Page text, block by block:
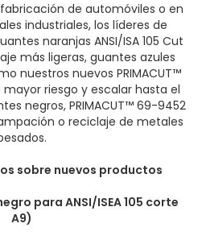
de automóviles o en
industriales, los líderes de
naranjas ANSI/ISA 105 Cut
más ligeras, guantes azules
nuestros nuevos PRIMACUT™
riesgo y escalar hasta el
negros, PRIMACUT™ 69-9452
o reciclaje de metales
sobre nuevos productos
para ANSI/ISEA 105 corte
A9)